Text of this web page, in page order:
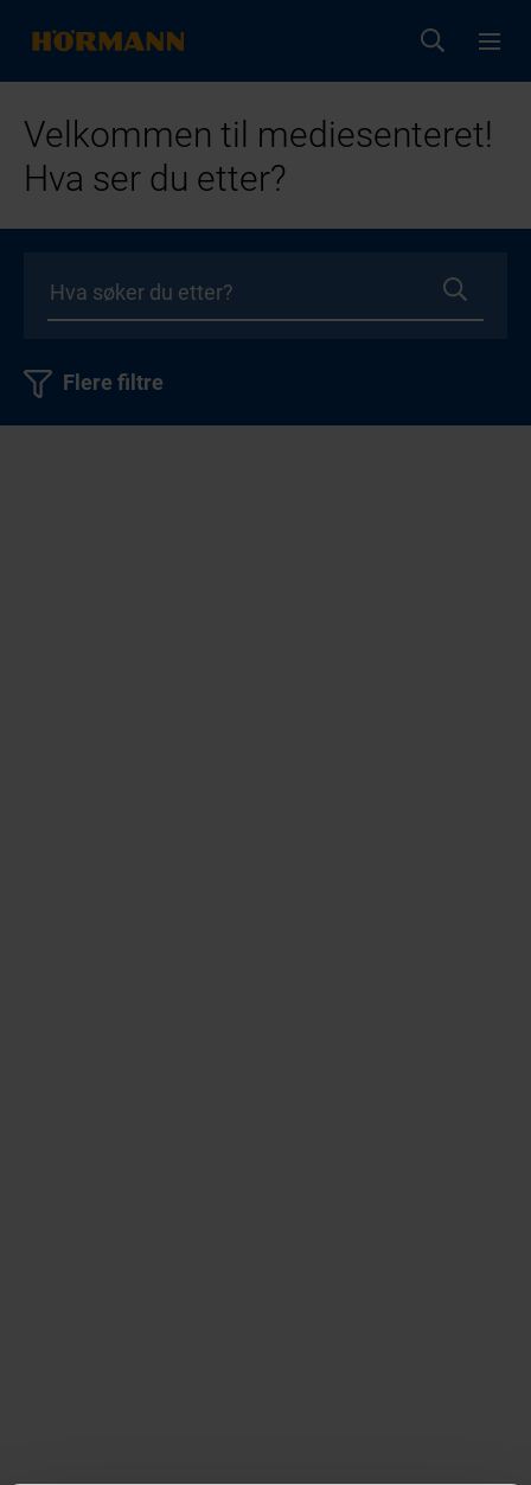
Velkommen til mediesenteret!
Hva ser du etter?
Flere filtre